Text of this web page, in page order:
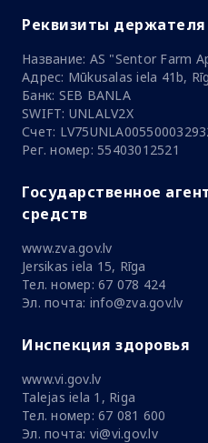
Реквизиты
Название: AS "Sentor Farm
Адрес: Mūkusalas iela 41b,
Банк: SEB BANLA
SWIFT: UNLALV2X
Счет:
Рег. номер: 55403012521
Государственное
средств
www.zva.gov.lv
Jersikas iela 15, Rīga
Тел. номер: 67 078 424
Эл. почта: info@zva.gov.lv
Инспекция здоровья
www.vi.gov.lv
Talejas iela 1, Riga
Тел. номер: 67 081 600
Эл. почта: vi@vi.gov.lv